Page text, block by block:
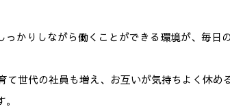
平日 9:00-17:00 FAX
かりしながら働くことができる環境が、毎日
世代の社員も増え、お互いが気持ちよく休め